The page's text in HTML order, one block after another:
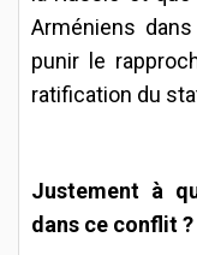
Arméniens
punir le
ratification du
Justement à
dans ce conflit ?